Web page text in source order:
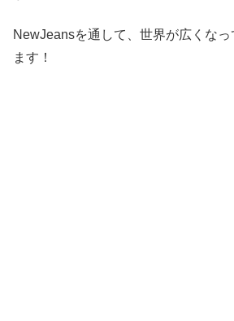
NewJeansを通して、世界が広くな
ます！